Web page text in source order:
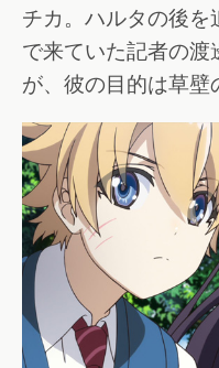
チカ。ハルタの後
で来ていた記者の
が、彼の目的は草壁